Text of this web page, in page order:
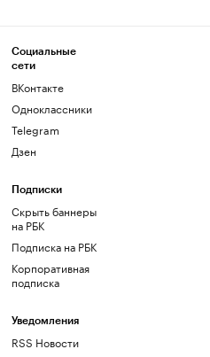
Социальные
сети
ВКонтакте
Одноклассники
Telegram
Дзен
Подписки
Скрыть баннеры
на РБК
Подписка на РБК
Корпоративная
подписка
Уведомления
RSS Новости